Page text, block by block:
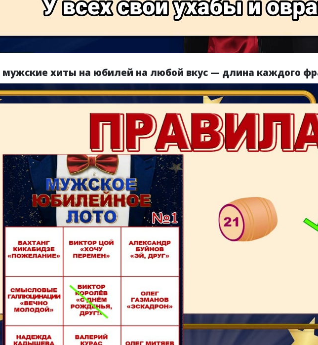
мужские хиты на юбилей на любой вкус — длина каждого